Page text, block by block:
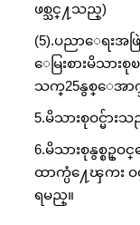
ဖစ္သင္႔သည္)
(5).ပညာေရးအ
ေမြးစားမိသား
သက္25နွစ္ေအာက္အိ
5.မိသားစုဝင္မ်ား
6.မိသားစုနွစ္စဥ္
ထာက္ပံ႔ေၾကး ဝ
ရမည္။